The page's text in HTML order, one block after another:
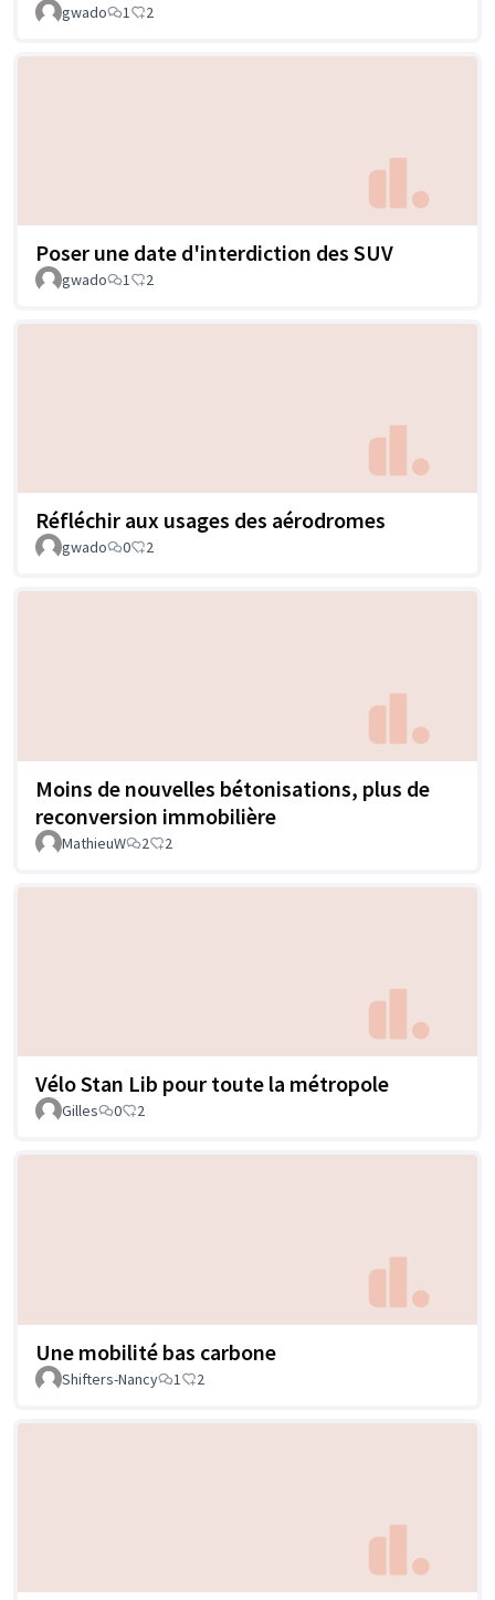
gwado 1 2
Poser une date d'interdiction des SUV
gwado 1 2
Réfléchir aux usages des aérodromes
gwado 0 2
Moins de nouvelles bétonisations, plus de
reconversion immobilière
MathieuW 2 2
Vélo Stan Lib pour toute la métropole
Gilles 0 2
Une mobilité bas carbone
Shifters-Nancy 1 2